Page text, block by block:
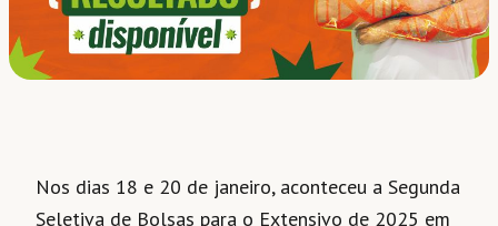
Nos dias 18 e 20 de janeiro, aconteceu a Segunda
Seletiva de Bolsas para o Extensivo de 2025 em